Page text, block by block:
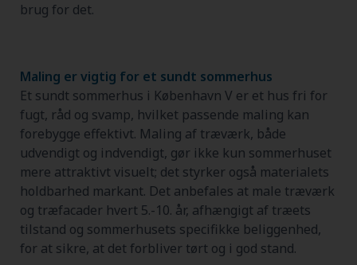
brug for det.
Maling er vigtig for et sundt sommerhus
Et sundt sommerhus i København V er et hus fri for
fugt, råd og svamp, hvilket passende maling kan
forebygge effektivt. Maling af træværk, både
udvendigt og indvendigt, gør ikke kun sommerhuset
mere attraktivt visuelt; det styrker også materialets
holdbarhed markant. Det anbefales at male træværk
og træfacader hvert 5.-10. år, afhængigt af træets
tilstand og sommerhusets specifikke beliggenhed,
for at sikre, at det forbliver tørt og i god stand.